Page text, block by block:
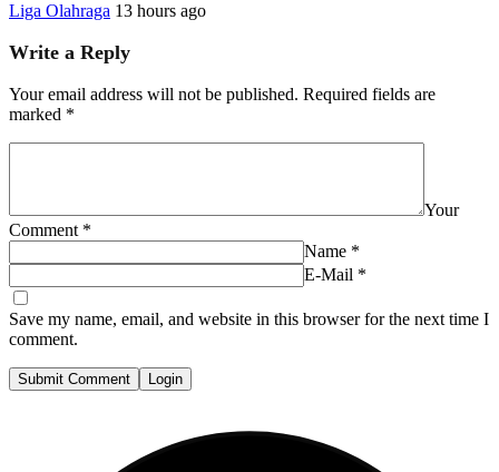
Liga Olahraga 13 hours ago
Write a Reply
Your email address will not be published. Required fields are
marked *
Your
Comment *
Name *
E-Mail *
Save my name, email, and website in this browser for the next time I
comment.
Submit Comment Login